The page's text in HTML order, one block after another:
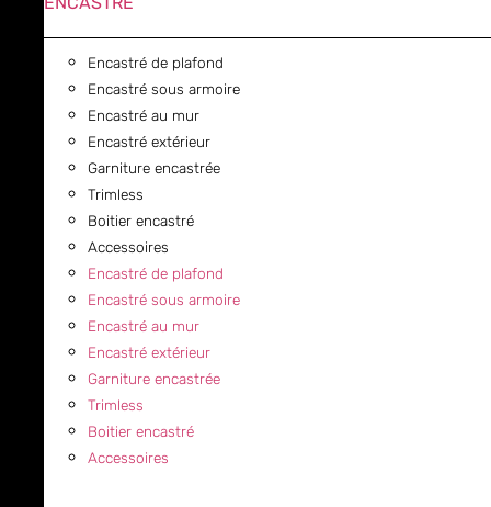
Encastré de plafond
Encastré sous armoire
Encastré au mur
Encastré extérieur
Garniture encastrée
Trimless
Boitier encastré
Accessoires
Encastré de plafond
Encastré sous armoire
Encastré au mur
Encastré extérieur
Garniture encastrée
Trimless
Boitier encastré
Accessoires